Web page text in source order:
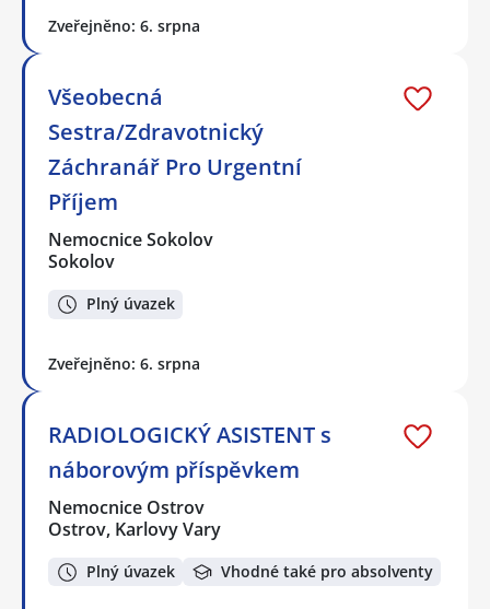
Zveřejněno: 6. srpna
Všeobecná
Sestra/Zdravotnický
Záchranář Pro Urgentní
Příjem
Nemocnice Sokolov
Sokolov
Plný úvazek
Zveřejněno: 6. srpna
RADIOLOGICKÝ ASISTENT s
náborovým příspěvkem
Nemocnice Ostrov
Ostrov, Karlovy Vary
Plný úvazek Vhodné také pro absolventy